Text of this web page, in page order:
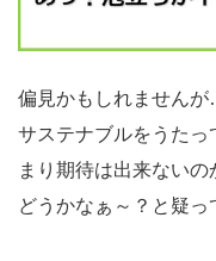
偏見かもしれません
サステナブルをうた
まり期待は出来ないの
どうかなぁ～？と疑